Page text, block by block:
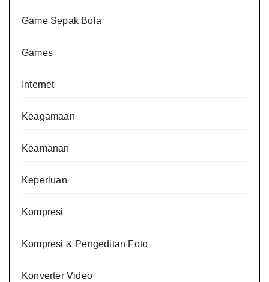
Game Sepak Bola
Games
Internet
Keagamaan
Keamanan
Keperluan
Kompresi
Kompresi & Pengeditan Foto
Konverter Video